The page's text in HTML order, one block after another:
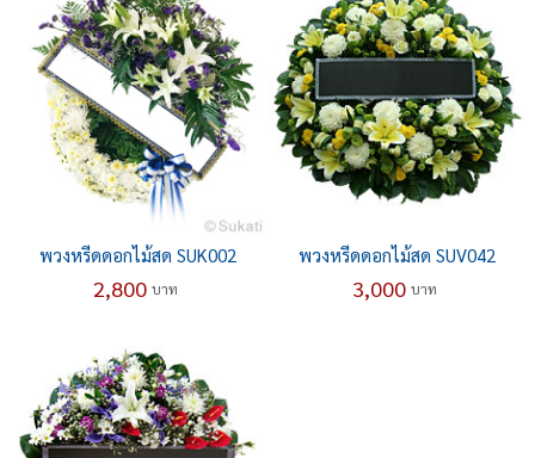
พวงหรีดดอกไม้สด SUK002
2,800 บาท
พวงหรีดดอกไม้สด SUV042
3,000 บาท